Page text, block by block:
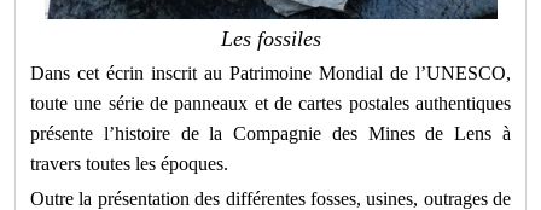
Les fossiles
Dans cet écrin inscrit au Patrimoine Mondial de l’UNESCO,
toute une série de panneaux et de cartes postales authentiques
présente l’histoire de la Compagnie des Mines de Lens à
travers toutes les époques.
Outre la présentation des différentes fosses, usines, outrages de